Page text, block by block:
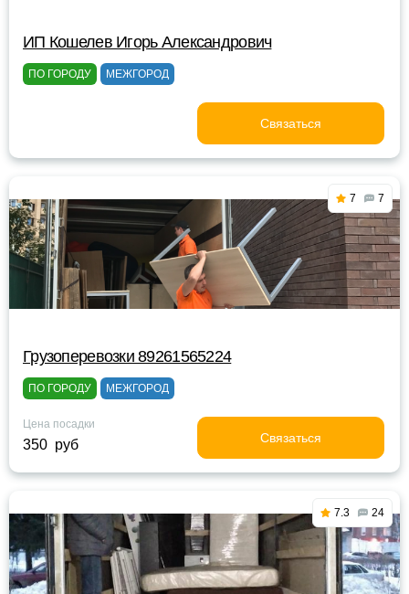
ИП Кошелев Игорь Александрович
ПО ГОРОДУ МЕЖГОРОД
Связаться
7 7
Грузоперевозки 89261565224
ПО ГОРОДУ МЕЖГОРОД
Цена посадки
350 руб Связаться
7.3 24